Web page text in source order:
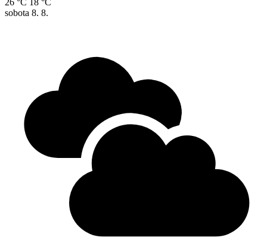
26 °C
18 °C
sobota 8. 8.